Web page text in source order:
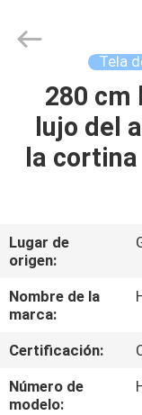
HOGAR
NOSOTROS
VIAJE
DE
LA
FÁBRICA
Textile
Trading
Tela
280 cm
lujo del
la
Lugar de
origen:
Nombre de la
marca:
Certificación:
Número de
modelo: